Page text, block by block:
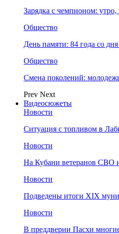
Зарядка с чемпионом: утро,
Общество
День памяти: 84 года со
Общество
Смена поколений:
Prev Next
Видеосюжеты
Новости
Ситуация с топливом в
Новости
На Кубани ветеранов СВО
Новости
Подведены итоги XIX
Новости
В преддверии Пасхи